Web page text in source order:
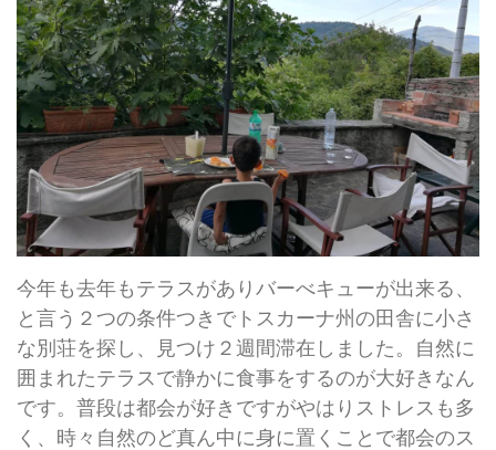
今年も去年もテラスがありバーべキューが出来る、
と言う２つの条件つきでトスカーナ州の田舎に小さ
な別荘を探し、見つけ２週間滞在しました。自然に
囲まれたテラスで静かに食事をするのが大好きなん
です。普段は都会が好きですがやはりストレスも多
く、時々自然のど真ん中に身に置くことで都会のス